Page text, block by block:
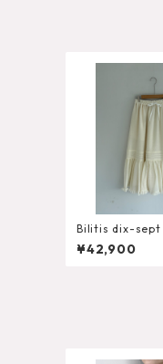
Bilitis dix-
ol Gauze Skirt
¥42,900